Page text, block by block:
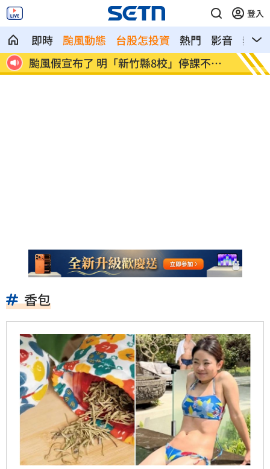
登入
即時 颱風動態 台股怎投資 熱門 影音
熱搜
停
太陽下抽菸突倒地！醫：猝死風險高3倍
下週
弟
香包